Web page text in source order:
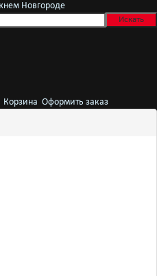
Корзина Оформить заказ